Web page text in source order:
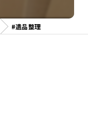
#遺品整理